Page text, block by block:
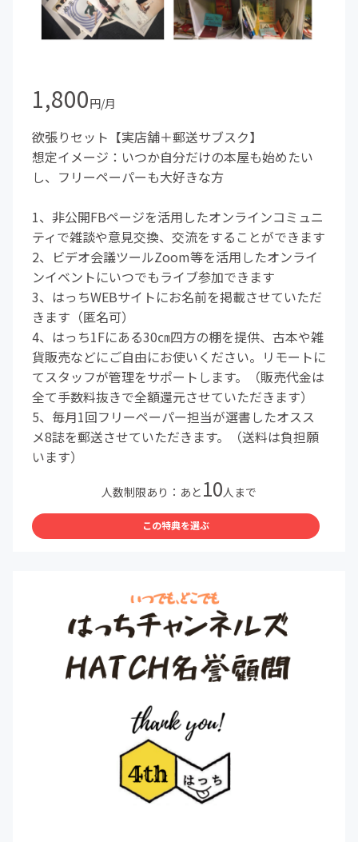
1,800円/月
欲張りセット【実店舗＋郵送サブスク】
想定イメージ：いつか自分だけの本屋も始めたい
し、フリーペーパーも大好きな方
1、非公開FBページを活用したオンラインコミュニ
ティで雑談や意見交換、交流をすることができます
2、ビデオ会議ツールZoom等を活用したオンライ
ンイベントにいつでもライブ参加できます
3、はっちWEBサイトにお名前を掲載させていただ
きます（匿名可）
4、はっち1Fにある30㎝四方の棚を提供、古本や雑
貨販売などにご自由にお使いください。リモートに
てスタッフが管理をサポートします。（販売代金は
全て手数料抜きで全額還元させていただきます）
5、毎月1回フリーペーパー担当が選書したオスス
メ8誌を郵送させていただきます。（送料は負担願
います）
人数制限あり：あと 10人まで
この特典を選ぶ